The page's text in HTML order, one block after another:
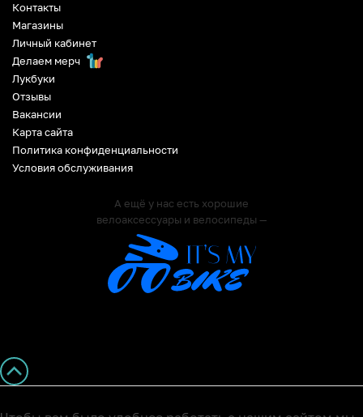
Контакты
Магазины
Личный кабинет
Делаем мерч
Лукбуки
Отзывы
Вакансии
Карта сайта
Политика конфиденциальности
Условия обслуживания
А ещё у нас есть хорошие
велоаксессуары и велосипеды —